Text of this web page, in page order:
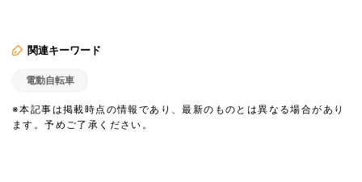
関連キーワード
電動自転車
※本記事は掲載時点の情報であり、最新のものとは異なる場合があり
ます。予めご了承ください。